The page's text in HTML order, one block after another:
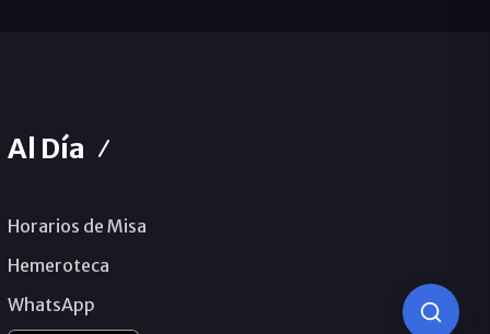
Al Día
Horarios de Misa
Hemeroteca
WhatsApp